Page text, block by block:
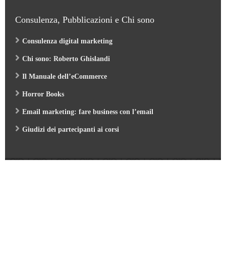
Consulenza, Pubblicazioni e Chi sono
Consulenza digital marketing
Chi sono: Roberto Ghislandi
Il Manuale dell’eCommerce
Horror Books
Email marketing: fare business con l’email
Giudizi dei partecipanti ai corsi